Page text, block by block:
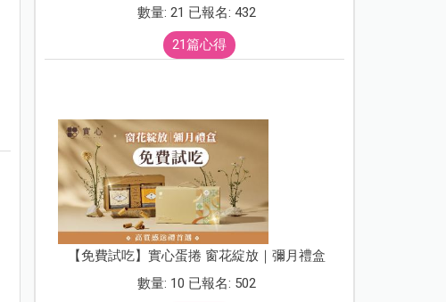
數量: 21 已報名: 432
21篇心得
【免費試吃】實心蛋捲 窗花綻放｜彌月禮盒
數量: 10 已報名: 502